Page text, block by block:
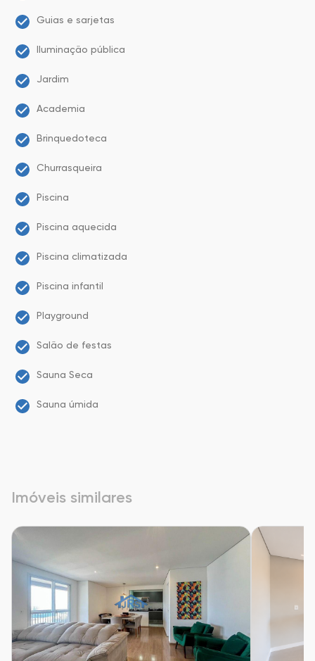
Guias e sarjetas
Iluminação pública
Jardim
Academia
Brinquedoteca
Churrasqueira
Piscina
Piscina aquecida
Piscina climatizada
Piscina infantil
Playground
Salão de festas
Sauna Seca
Sauna úmida
Imóveis similares